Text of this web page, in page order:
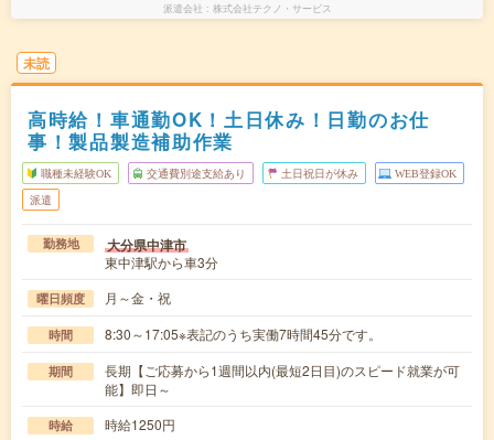
派遣会社 株式会社テクノ・サービス
未読
高時給！車通勤OK！土日休み！日勤のお仕
事！製品製造補助作業
職種未経験OK 交通費別途支給あり 土日祝日が休み WEB登録OK
派遣
勤務地 大分県中津市
東中津駅から車3分
曜日頻度 月～金・祝
時間 8:30～17:05※表記のうち実働7時間45分です。
期間
長期【ご応募から1週間以内(最短2日目)のスピード就業が可
能】即日～
時給 時給1250円